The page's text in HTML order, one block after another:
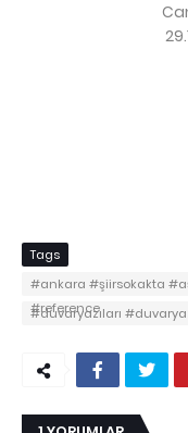
Caner
Tags
#ankara #şiirsokakta
#reference
#duvaryazıları